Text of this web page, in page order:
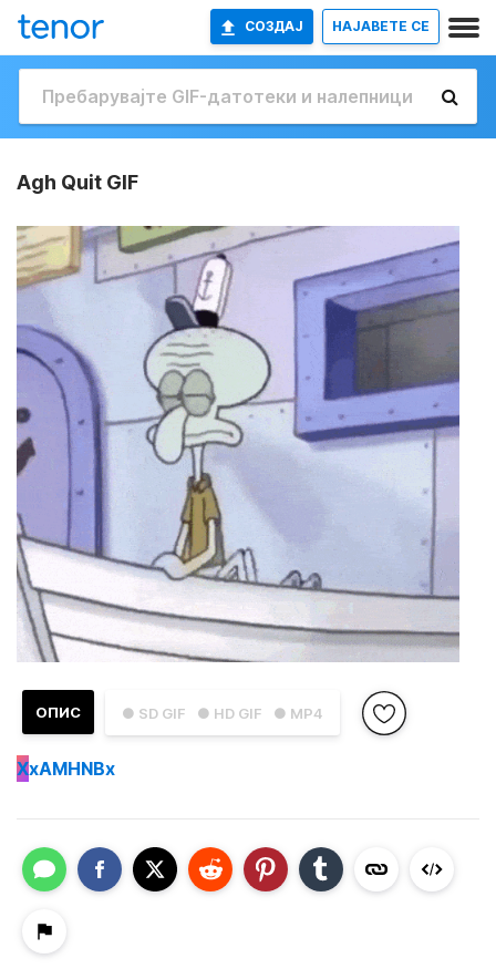
СОЗДАЈ НАЈАВETE СЕ
Agh Quit GIF
● SD GIF ● HD GIF ● MP4
ОПИС
XxAMHNBx